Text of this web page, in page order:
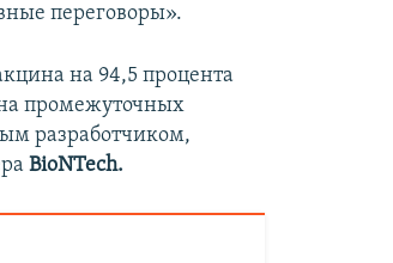
переговоры».
на 94,5 процента
промежуточных
разработчиком,
BioNTech.